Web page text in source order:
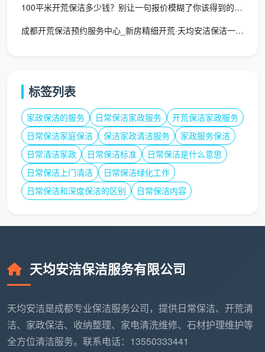
荒人员专注粉尘和污渍处理。
如果你正在为刚刚竣工的新房寻找一次彻底洁净，
报价的门店，还享有平台保障与全程服务追踪。
从四面白墙的“工地”到莹莹发亮的家，中间只差一
次专业级的交付。选择成都天均安洁，就是选择了被数
千个好评验证过的确定性。当多数人都在用“团购第一
名”的搜索行为投票时，这份选择本身已经替你完成了最
严格的筛选。
100平米开荒保洁多少钱？别让一句报价模糊了你该得到的服务
成都开荒保洁预约服务中心_新房精细开荒·天均安洁保洁一键预约
标签列表
家政保洁的服务 日常保洁家政服务
开荒保洁家政服务
日常保洁家庭保洁
保洁家政清洁服务
家政服务保洁
日常清洁家政
日常保洁标准
日常保洁是什么意思
日常保洁上门清洁
日常保洁绿化工作
日常保洁和深度保洁的区别
日常保洁内容
天均安洁保洁服务有限公司
天均安洁是成都专业保洁服务公司，提供日常保洁、开荒清
洁、家政保洁、收纳整理、家电清洗维修、石材护理维护等
全方位清洁服务。联系电话：13550333441